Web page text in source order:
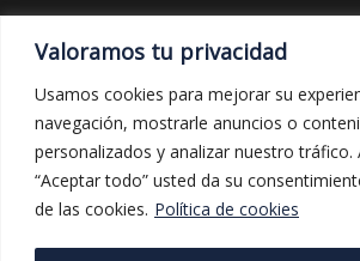
Valoramos tu privacidad
Usamos cookies para mejorar su
navegación, mostrarle anuncios o
personalizados y analizar nuestro tráfico.
“Aceptar todo” usted da su
de las cookies. Política de cookies
LEGAL Y PROTECCIÓN
Aviso legal
Política de privacidad
Política de cookies